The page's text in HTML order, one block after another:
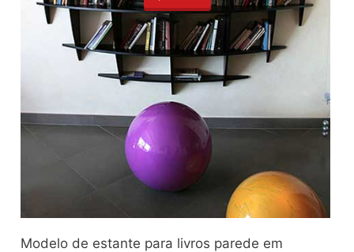
Modelo de estante para livros parede em